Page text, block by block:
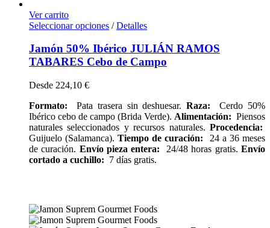
Ver carrito
Seleccionar opciones / Detalles
Jamón 50% Ibérico JULIÁN RAMOS
TABARES Cebo de Campo
Desde 224,10 €
Formato: Pata trasera sin deshuesar. Raza: Cerdo 50%
Ibérico cebo de campo (Brida Verde). Alimentación: Piensos
naturales seleccionados y recursos naturales. Procedencia:
Guijuelo (Salamanca).Tiempo de curación: 24 a 36 meses
de curación. Envío pieza entera: 24/48 horas gratis.Envío
cortado a cuchillo: 7 días gratis.